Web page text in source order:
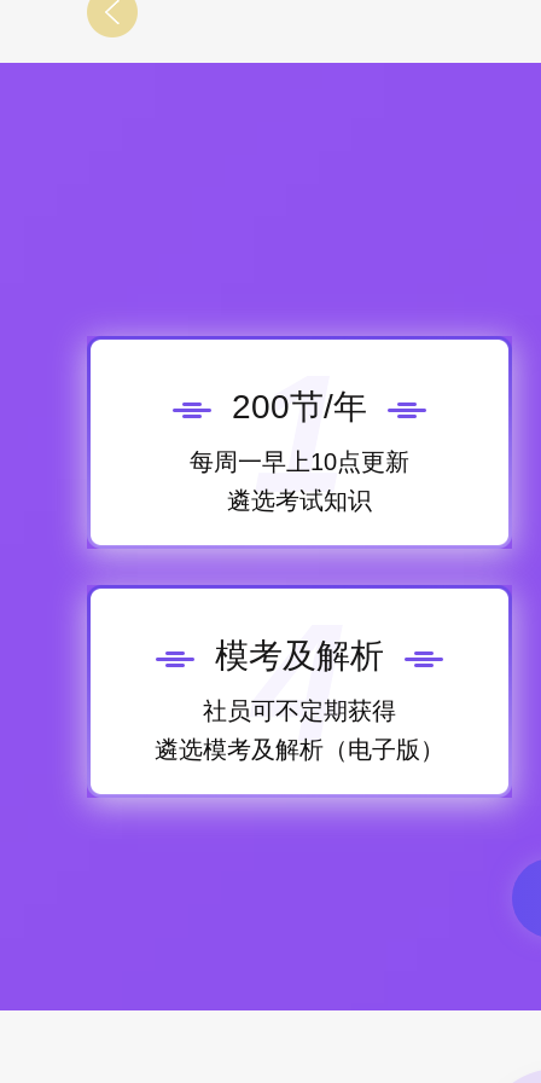
200节/年
每周一早上10点更新
遴选考试知识
1
模考及解析
社员可不定期获得
遴选模考及解析（电子版）
4